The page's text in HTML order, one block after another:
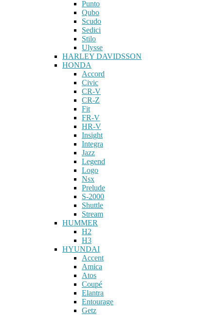
Punto
Qubo
Scudo
Sedici
Stilo
Ulysse
HARLEY DAVIDSSON
HONDA
Accord
Civic
CR-V
CR-Z
Fit
FR-V
HR-V
Insight
Integra
Jazz
Legend
Logo
Nsx
Prelude
S-2000
Shuttle
Stream
HUMMER
H2
H3
HYUNDAI
Accent
Amica
Atos
Coupé
Elantra
Entourage
Getz